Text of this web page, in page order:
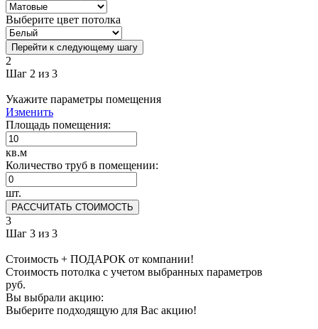
Выберите цвет потолка
Перейти к следующему шагу
2
Шаг 2 из 3
Укажите параметры помещения
Изменить
Площадь помещения:
кв.м
Количество труб в помещении:
шт.
РАССЧИТАТЬ СТОИМОСТЬ
3
Шаг 3 из 3
Стоимость + ПОДАРОК от компании!
Стоимость потолка с учетом выбранных параметров
руб.
Вы выбрали акцию:
Выберите подходящую для Вас акцию!